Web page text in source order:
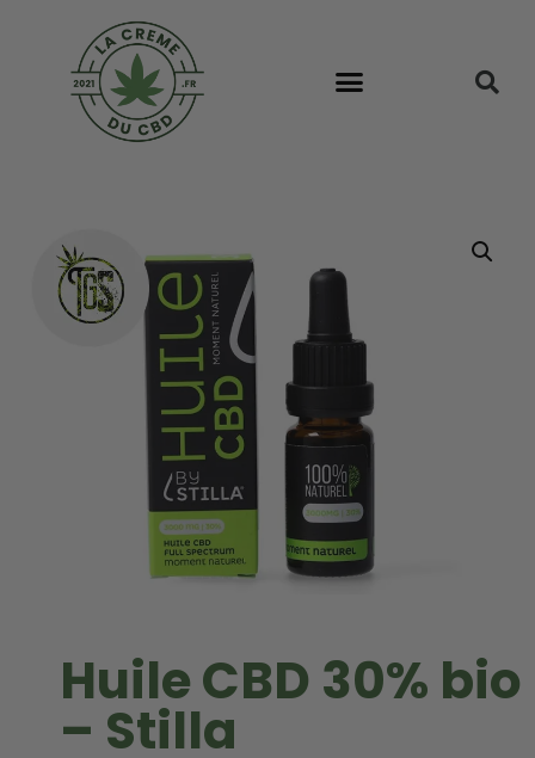
Huile CBD 30% bio
– Stilla